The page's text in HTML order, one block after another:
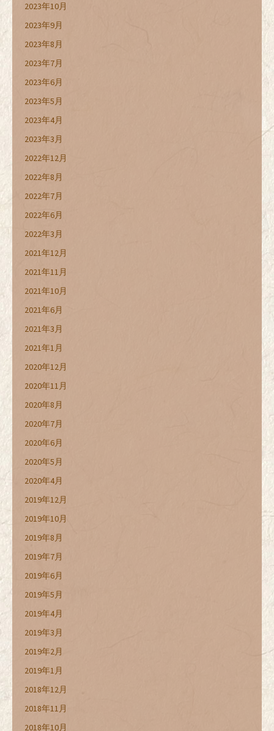
2023年10月
2023年9月
2023年8月
2023年7月
2023年6月
2023年5月
2023年4月
2023年3月
2022年12月
2022年8月
2022年7月
2022年6月
2022年3月
2021年12月
2021年11月
2021年10月
2021年6月
2021年3月
2021年1月
2020年12月
2020年11月
2020年8月
2020年7月
2020年6月
2020年5月
2020年4月
2019年12月
2019年10月
2019年8月
2019年7月
2019年6月
2019年5月
2019年4月
2019年3月
2019年2月
2019年1月
2018年12月
2018年11月
2018年10月